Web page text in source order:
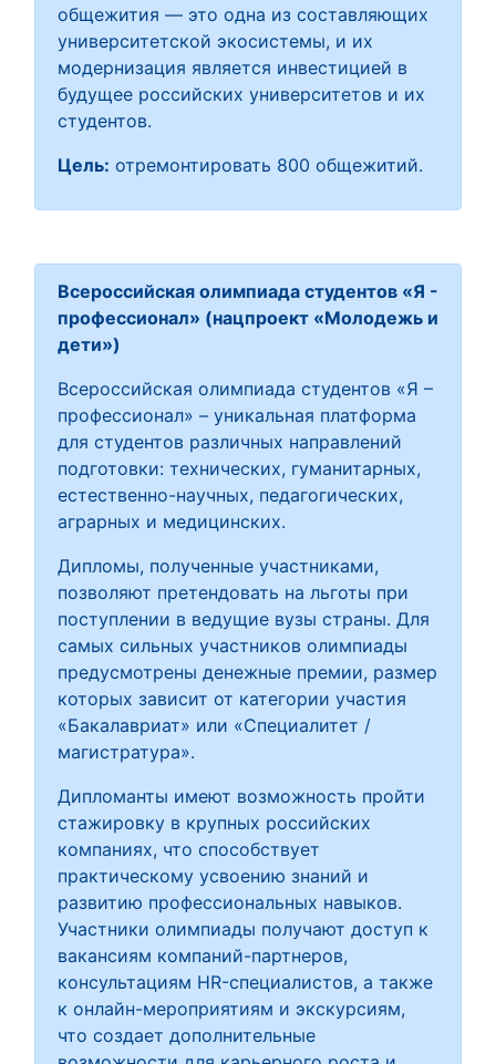
общежития — это одна из составляющих
университетской экосистемы, и их
модернизация является инвестицией в
будущее российских университетов и их
студентов.
Цель: отремонтировать 800 общежитий.
Всероссийская олимпиада студентов «Я -
профессионал» (нацпроект «Молодежь и
дети»)
Всероссийская олимпиада студентов «Я –
профессионал» – уникальная платформа
для студентов различных направлений
подготовки: технических, гуманитарных,
естественно-научных, педагогических,
аграрных и медицинских.
Дипломы, полученные участниками,
позволяют претендовать на льготы при
поступлении в ведущие вузы страны. Для
самых сильных участников олимпиады
предусмотрены денежные премии, размер
которых зависит от категории участия
«Бакалавриат» или «Специалитет /
магистратура».
Дипломанты имеют возможность пройти
стажировку в крупных российских
компаниях, что способствует
практическому усвоению знаний и
развитию профессиональных навыков.
Участники олимпиады получают доступ к
вакансиям компаний-партнеров,
консультациям HR-специалистов, а также
к онлайн-мероприятиям и экскурсиям,
что создает дополнительные